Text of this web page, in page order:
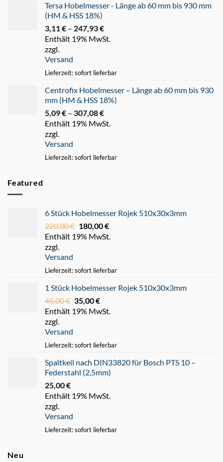
Tersa Hobelmesser - Länge ab 60 mm bis 930 mm
(HM & HSS 18%)
3,11 € – 247,93€
3,11 €
Enthält 19% MwSt.
zzgl.
Versand
Lieferzeit: sofort lieferbar
Centrofix Hobelmesser – Länge ab 60 mm bis 930
mm (HM & HSS 18%)
5,09€ – 307,08€
5,09 €
Enthält 19% MwSt.
zzgl.
Versand
Lieferzeit: sofort lieferbar
Featured
6 Stück Hobelmesser Rojek 510x30x3mm
220,00€ Ursprünglicher
Preis
180,00€Aktueller
Preis
Enthält 19% MwSt.
zzgl.
Versand
Lieferzeit: sofort lieferbar
1 Stück Hobelmesser Rojek 510x30x3mm
45,00€ Ursprünglicher
Preis
35,00€Aktueller
Preis
Enthält 19% MwSt.
zzgl.
Versand
Lieferzeit: sofort lieferbar
Spaltkeil nach DIN33820 für Bosch PTS 10 –
Federstahl (2,5mm)
25,00€
Enthält 19% MwSt.
zzgl.
Versand
Lieferzeit: sofort lieferbar
Neu